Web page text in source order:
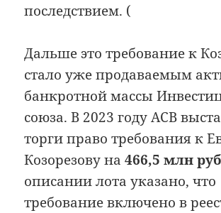
последствием. (
Дальше это требование к
стало уже продаваемым
банкротной массы
союза. В 2023 году АСВ
торги право требования к
Козорезову на466,5 млн
описании лота указано, что
требование включено в